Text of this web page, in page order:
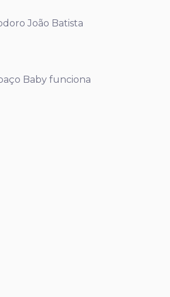
João Batista
Baby funciona